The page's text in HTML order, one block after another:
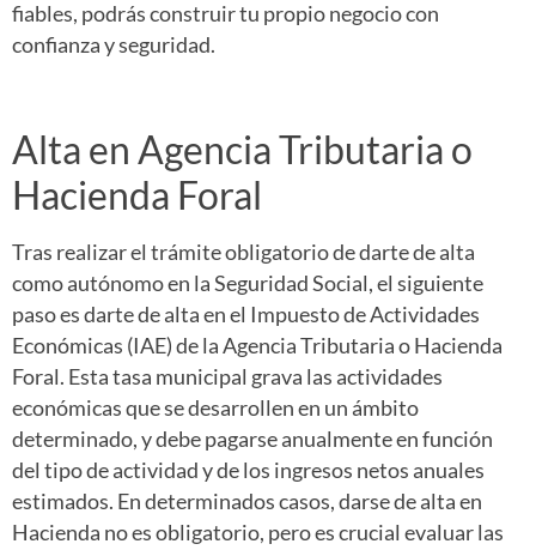
fiables, podrás construir tu propio negocio con
confianza y seguridad.
Alta en Agencia Tributaria o
Hacienda Foral
Tras realizar el trámite obligatorio de darte de alta
como autónomo en la Seguridad Social, el siguiente
paso es darte de alta en el Impuesto de Actividades
Económicas (IAE) de la Agencia Tributaria o Hacienda
Foral. Esta tasa municipal grava las actividades
económicas que se desarrollen en un ámbito
determinado, y debe pagarse anualmente en función
del tipo de actividad y de los ingresos netos anuales
estimados. En determinados casos, darse de alta en
Hacienda no es obligatorio, pero es crucial evaluar las